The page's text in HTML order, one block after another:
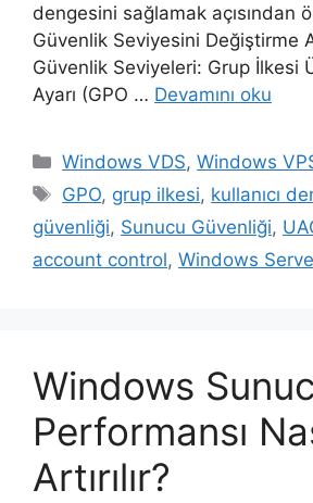
dengesini sağlamak açısından
Güvenlik Seviyesini Değiştirme
Güvenlik Seviyeleri: Grup İlkesi
Ayarı (GPO … Devamını oku
Kategoriler
Windows VDS,Windows
Etiketler
GPO, grup ilkesi, kullanıcı
güvenliği, Sunucu Güvenliği,
account control, Windows
Windows
Performansı
Artırılır?